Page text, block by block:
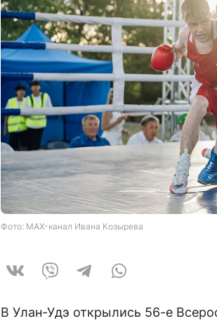
Фото: MAX-канал Ивана Козырева
В Улан-Удэ открылись 56-е